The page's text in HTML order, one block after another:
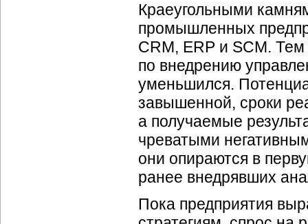
Краеугольными
промышленных
CRM, ERP и SCM.
по внедрению
уменьшился.
завышенной, сроки
а получаемые
чреватыми
они опираются в
ранее внедрявших
Пока предприятия